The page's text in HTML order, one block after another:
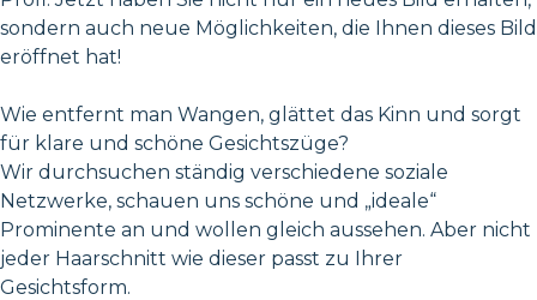
sondern auch neue Möglichkeiten, die Ihnen dieses Bild
eröffnet hat!
Wie entfernt man Wangen, glättet das Kinn und sorgt
für klare und schöne Gesichtszüge?
Wir durchsuchen ständig verschiedene soziale
Netzwerke, schauen uns schöne und „ideale“
Prominente an und wollen gleich aussehen. Aber nicht
jeder Haarschnitt wie dieser passt zu Ihrer
Gesichtsform.